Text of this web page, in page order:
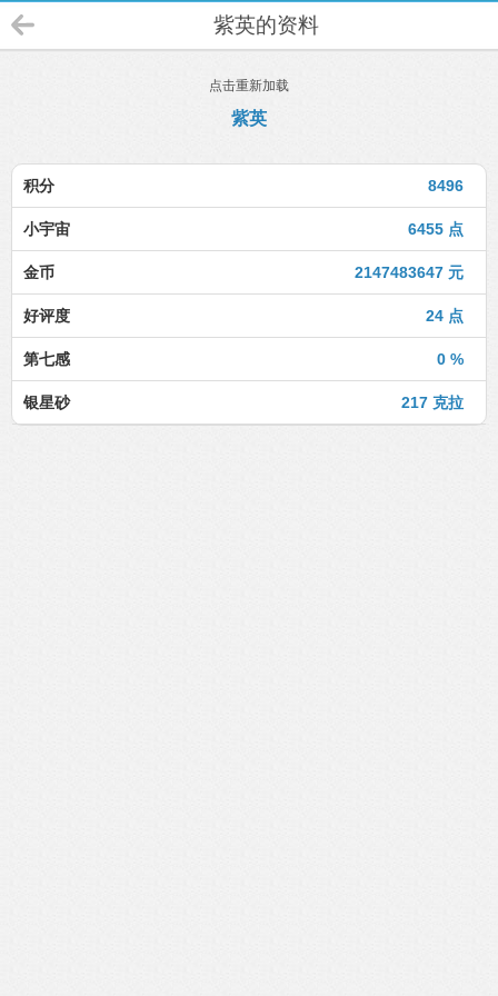
紫英的资料
点击重新加载
紫英
8496
积分
6455 点
小宇宙
2147483647 元
金币
24 点
好评度
0 %
第七感
217 克拉
银星砂